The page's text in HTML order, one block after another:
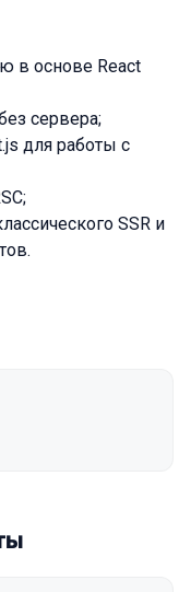
в основе React
сервера;
для работы с
SSR и